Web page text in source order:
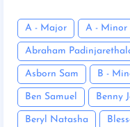
A - Major A - Minor
Abraham
Asborn Sam B -
Ben Samuel Benny
Beryl Natasha